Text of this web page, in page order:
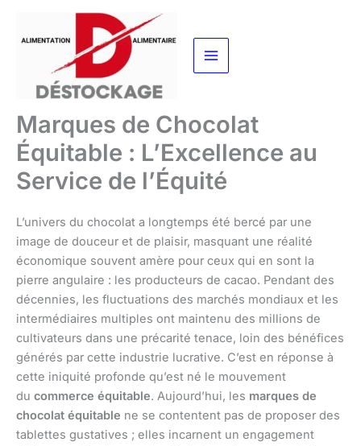
contenu
Marques de Chocolat
Équitable : L’Excellence au
Service de l’Équité
L’univers du chocolat a longtemps été bercé par une
image de douceur et de plaisir, masquant une réalité
économique souvent amère pour ceux qui en sont la
pierre angulaire : les producteurs de cacao. Pendant des
décennies, les fluctuations des marchés mondiaux et les
intermédiaires multiples ont maintenu des millions de
cultivateurs dans une précarité tenace, loin des bénéfices
générés par cette industrie lucrative. C’est en réponse à
cette iniquité profonde qu’est né le mouvement
du commerce équitable. Aujourd’hui, les marques de
chocolat équitable ne se contentent pas de proposer des
tablettes gustatives ; elles incarnent un engagement